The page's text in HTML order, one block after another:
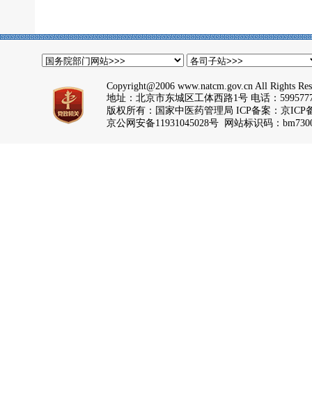
Copyright@2006 www.natcm.gov.cn All Rights
地址：北京市东城区工体西路1号 电话：
版权所有：国家中医药管理局 ICP备案： 京ICP
京公网安备11931045028号 网站标识码：